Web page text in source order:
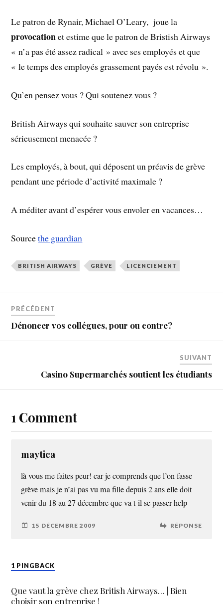
Le patron de Rynair, Michael O’Leary, joue la
provocationet estime que le patron de Bristish Airways
« n’a pas été assez radical » avec ses employés et que
« le temps des employés grassement payés est révolu ».
Qu’en pensez vous ? Qui soutenez vous ?
British Airways qui souhaite sauver son entreprise
sérieusement menacée ?
Les employés, à bout, qui déposent un préavis de grève
pendant une période d’activité maximale ?
A méditer avant d’espérer vous envoler en vacances…
Sourcethe guardian
BRITISH AIRWAYS GRÈVE LICENCIEMENT
PRÉCÉDENT
Dénoncer vos collégues, pour ou contre?
SUIVANT
Casino Supermarchés soutient les étudiants
1 Comment
maytica
là vous me faites peur! car je comprends que l’on fasse
grève mais je n’ai pas vu ma fille depuis 2 ans elle doit
venir du 18 au 27 décembre que va t-il se passer help
15 DÉCEMBRE 2009 RÉPONSE
1 PINGBACK
Que vaut la grève chez British Airways… | Bien
choisir son entreprise !